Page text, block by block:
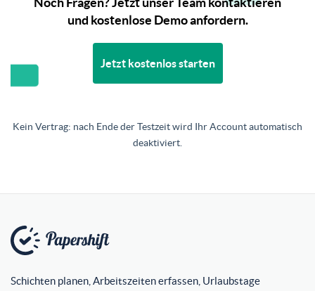
und kostenlose Demo anfordern.
Jetzt kostenlos starten
Kein Vertrag: nach Ende der Testzeit wird Ihr Account automatisch
deaktiviert.
Schichten planen, Arbeitszeiten erfassen, Urlaubstage